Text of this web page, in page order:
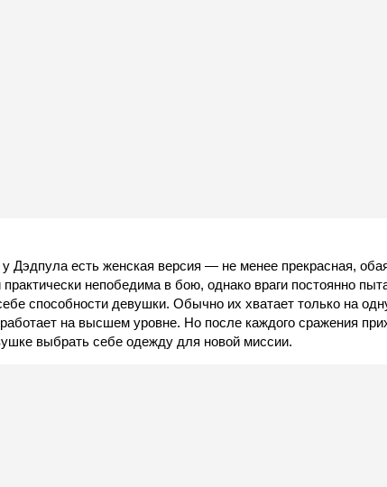
Дэдпула есть женская версия — не менее прекрасная,
непобедима в бою, однако враги постоянно
способности девушки. Обычно их хватает только на
на высшем уровне. Но после каждого сражения
выбрать себе одежду для новой миссии.